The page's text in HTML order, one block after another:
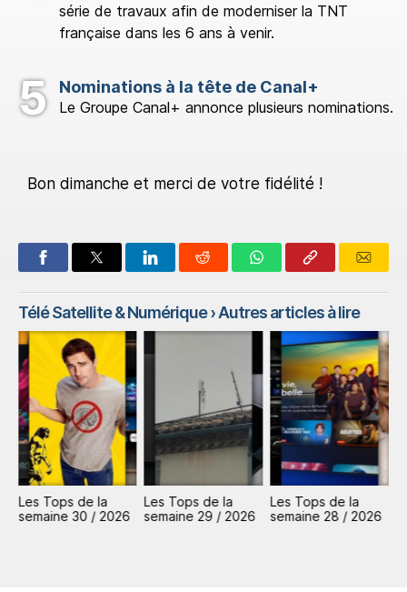
série de travaux afin de moderniser la TNT
française dans les 6 ans à venir.
Nominations à la tête de Canal+
Le Groupe Canal+ annonce plusieurs nominations.
Bon dimanche et merci de votre fidélité !
Télé Satellite & Numérique› Autres articles à lire
Les Tops de la
semaine 30 / 2026
Les Tops de la
semaine 29 / 2026
Les Tops de la
semaine 28 / 2026